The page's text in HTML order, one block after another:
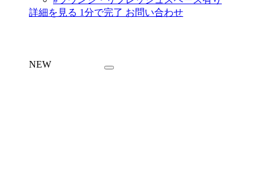
詳細を見る 1分で完了 お問い合わせ
NEW